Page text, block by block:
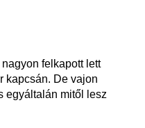
felkapott lett
kapcsán. De vajon
egyáltalán mitől lesz